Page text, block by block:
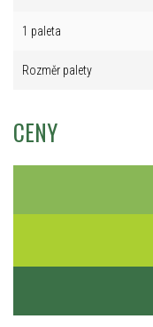
1 paleta
Rozměr palety
CENY